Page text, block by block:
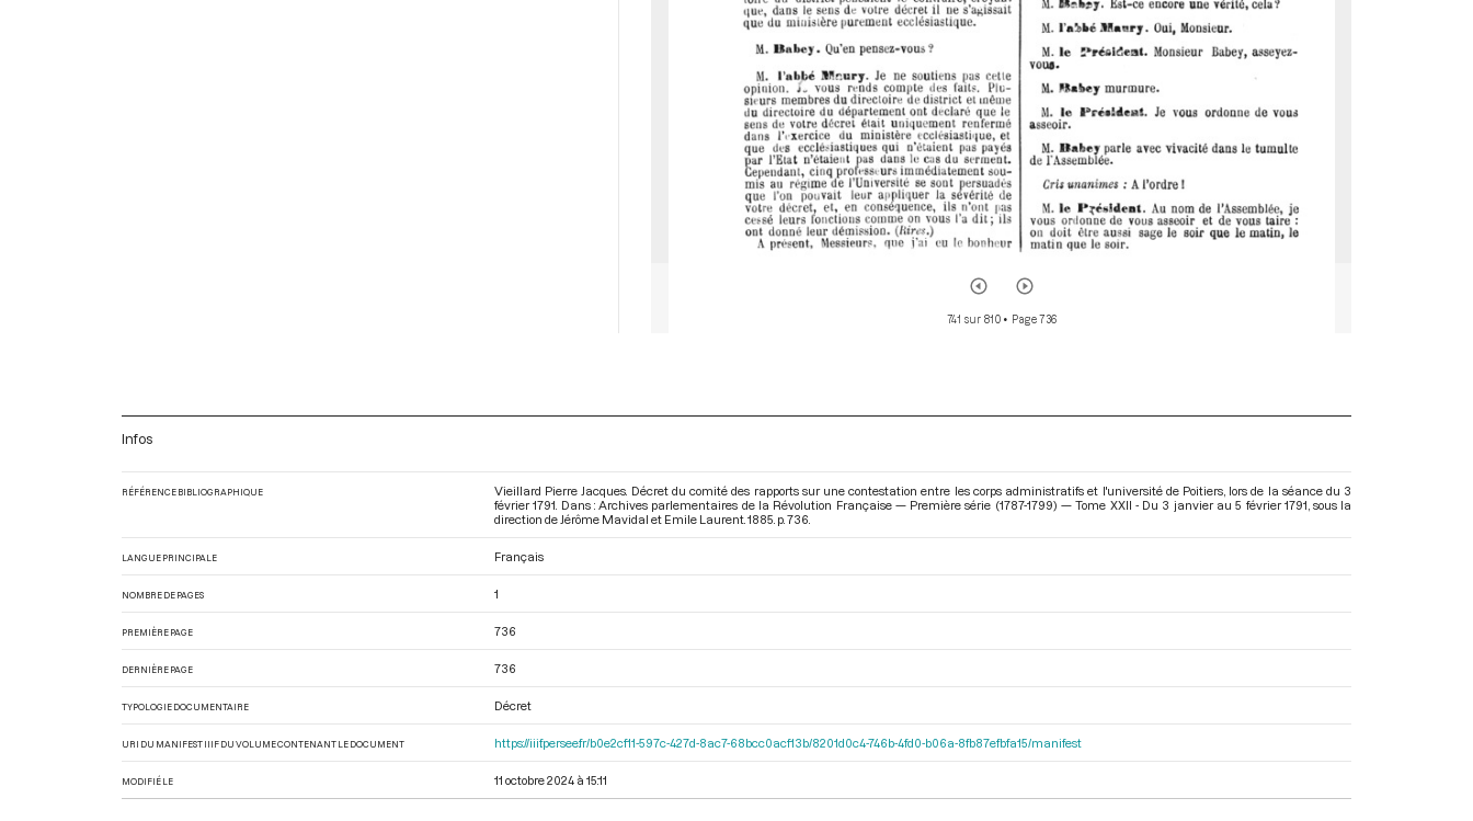
741 sur 810• Page 736
Infos
RÉFÉRENCE BIBLIOGRAPHIQUE
Vieillard Pierre Jacques. Décret du comité des rapports sur une contestation entre les corps administratifs et l'université de Poitiers, lors de la séance du 3
février 1791. Dans : Archives parlementaires de la Révolution Française — Première série (1787-1799) — Tome XXII - Du 3 janvier au 5 février 1791 , sous la
direction de Jérôme Mavidal et Emile Laurent. 1885. p. 736.
LANGUE PRINCIPALE Français
NOMBRE DE PAGES 1
PREMIÈRE PAGE 736
DERNIÈRE PAGE 736
TYPOLOGIE DOCUMENTAIRE Décret
URI DU MANIFEST IIIF DU VOLUME CONTENANT LE DOCUMENT https://iiif.persee.fr/b0e2cf11-597c-427d-8ac7-68bcc0acf13b/8201d0c4-746b-4fd0-b06a-8fb87efbfa15/manifest
MODIFIÉ LE 11 octobre 2024 à 15:11